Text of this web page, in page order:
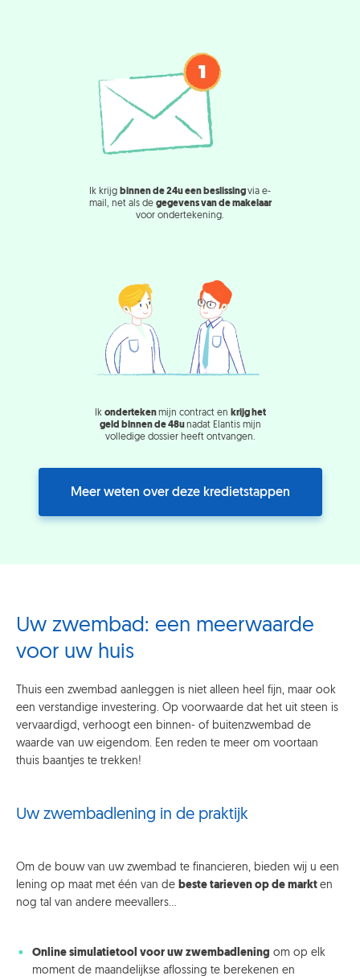
Ik krijg binnen de 24u een beslissingvia e-
mail, net als de gegevens van de makelaar
voor ondertekening.
Ik ondertekenmijn contract en krijg het
geld binnen de 48unadat Elantis mijn
volledige dossier heeft ontvangen.
Meer weten over deze kredietstappen
Uw zwembad: een meerwaarde
voor uw huis
Thuis een zwembad aanleggen is niet alleen heel fijn, maar ook
een verstandige investering. Op voorwaarde dat het uit steen is
vervaardigd, verhoogt een binnen- of buitenzwembad de
waarde van uw eigendom. Een reden te meer om voortaan
thuis baantjes te trekken!
Uw zwembadlening in de praktijk
Om de bouw van uw zwembad te financieren, bieden wij u een
lening op maat met één van de beste tarieven op de markt en
nog tal van andere meevallers…
Online simulatietool voor uw zwembadlening om op elk
moment de maandelijkse aflossing te berekenen en